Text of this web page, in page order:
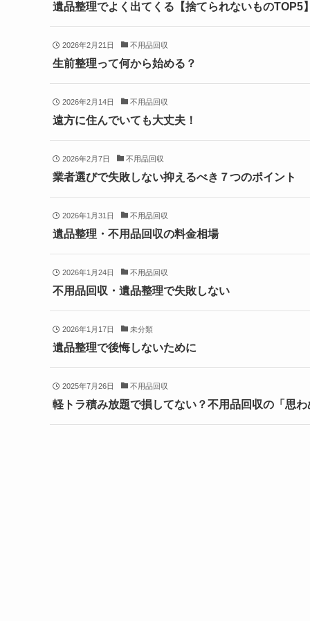
遺品整理でよく出てくる【捨てられないものTOP5
2026年2月21日 不用品回収
生前整理って何から始める？
2026年2月14日 不用品回収
遠方に住んでいても大丈夫！
2026年2月7日 不用品回収
業者選びで失敗しない抑えるべき７つのポイント
2026年1月31日 不用品回収
遺品整理・不用品回収の料金相場
2026年1月24日 不用品回収
不用品回収・遺品整理で失敗しない
2026年1月17日 未分類
遺品整理で後悔しないために
2025年7月26日 不用品回収
軽トラ積み放題で損してない？不用品回収の「思